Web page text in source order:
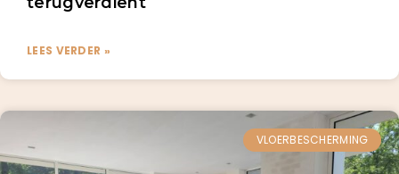
LEES VERDER »
VLOERBESCHERMING